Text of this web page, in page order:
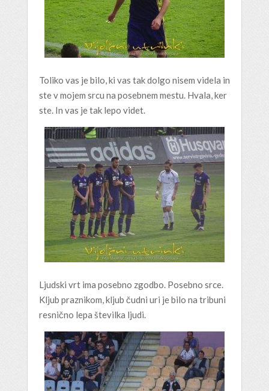
Toliko vas je bilo, ki vas tak dolgo nisem videla in
ste v mojem srcu na posebnem mestu. Hvala, ker
ste. In vas je tak lepo videt.
Ljudski vrt ima posebno zgodbo. Posebno srce.
Kljub praznikom, kljub čudni uri je bilo na tribuni
resnično lepa številka ljudi.